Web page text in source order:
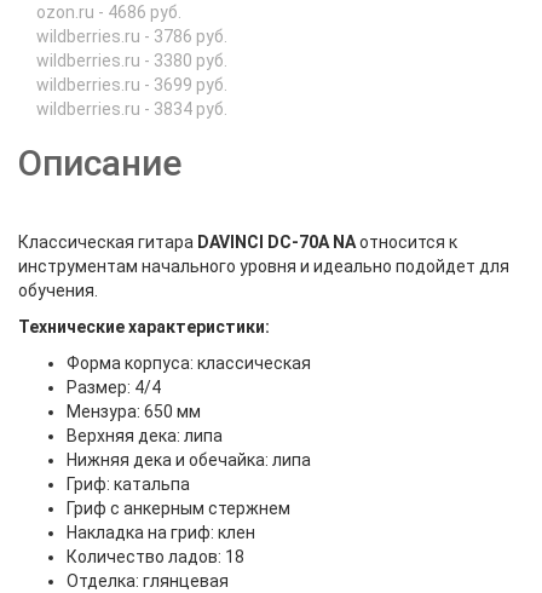
ozon.ru - 4686 руб.
wildberries.ru - 3786 руб.
wildberries.ru - 3380 руб.
wildberries.ru - 3699 руб.
wildberries.ru - 3834 руб.
Описание
Классическая гитара DAVINCI DC-70A NAотносится к
инструментам начального уровня и идеально подойдет для
обучения.
Технические характеристики:
Форма корпуса: классическая
Размер: 4/4
Мензура: 650 мм
Верхняя дека: липа
Нижняя дека и обечайка: липа
Гриф: катальпа
Гриф c анкерным стержнем
Накладка на гриф: клен
Количество ладов: 18
Отделка: глянцевая